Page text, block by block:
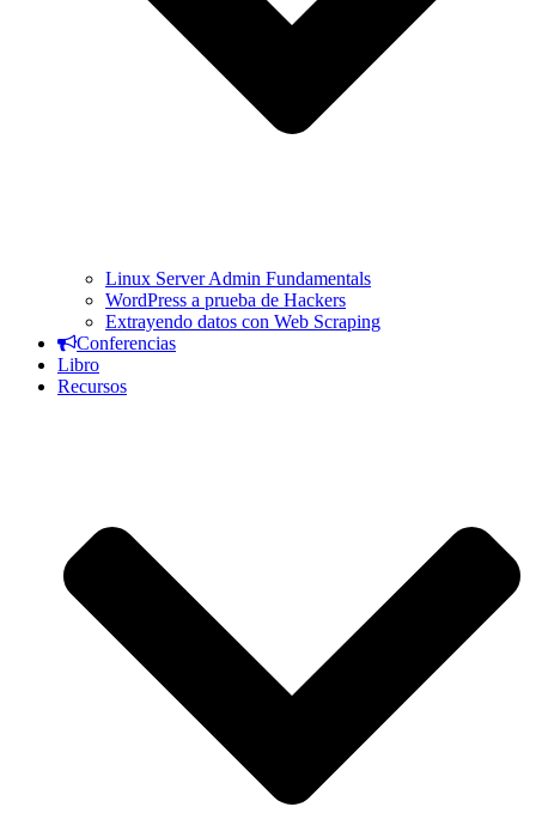
Linux Server Admin Fundamentals
WordPress a prueba de Hackers
Extrayendo datos con Web Scraping
Conferencias
Libro
Recursos